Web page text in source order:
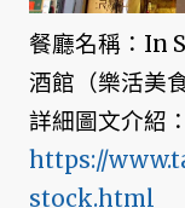
餐廳名稱：In
酒館（樂活美
詳細圖文介紹：
https://
stock.html